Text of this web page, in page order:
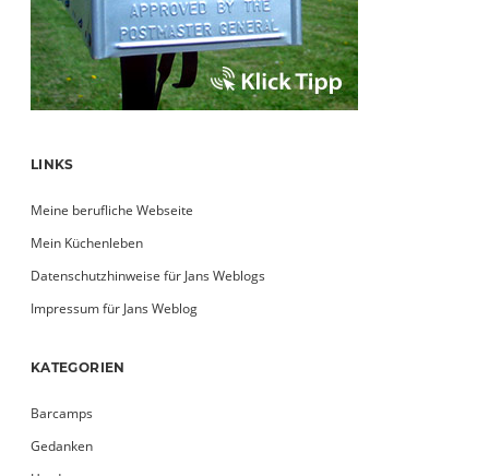
LINKS
Meine berufliche Webseite
Mein Küchenleben
Datenschutzhinweise für Jans Weblogs
Impressum für Jans Weblog
KATEGORIEN
Barcamps
Gedanken